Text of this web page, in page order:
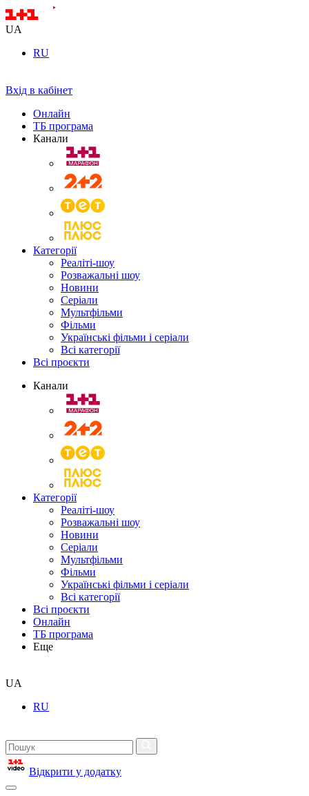
UA
RU
Вхід в кабінет
Онлайн
ТБ програма
Канали
Категорії
Реаліті-шоу
Розважальні шоу
Новини
Серіали
Мультфільми
Фільми
Українські фільми і серіали
Всі категорії
Всі проєкти
Канали
Категорії
Реаліті-шоу
Розважальні шоу
Новини
Серіали
Мультфільми
Фільми
Українські фільми і серіали
Всі категорії
Всі проєкти
Онлайн
ТБ програма
Еще
UA
RU
Відкрити у додатку